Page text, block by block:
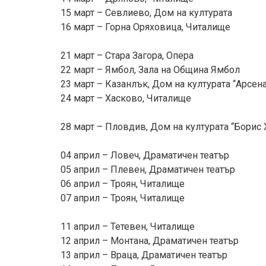
15 март – Севлиево, Дом на културата
16 март – Горна Оряховица, Читалище
21 март – Стара Загора, Опера
22 март – Ямбол, Зала на Община Ямбол
23 март – Казанлък, Дом на културата
24 март – Хасково, Читалище
28 март – Пловдив, Дом на културата “Борис
04 април – Ловеч, Драматичен театър
05 април – Плевен, Драматичен театър
06 април – Троян, Читалище
07 април – Троян, Читалище
11 април – Тетевен, Читалище
12 април – Монтана, Драматичен театър
13 април – Враца, Драматичен театър